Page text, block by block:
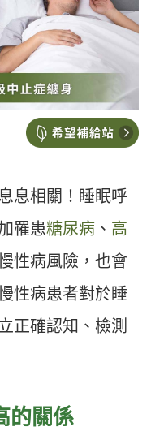
息相關！睡眠呼
罹患糖尿病 、 高
性病風險，也會
性病患者對於睡
正確認知、檢測
的關係